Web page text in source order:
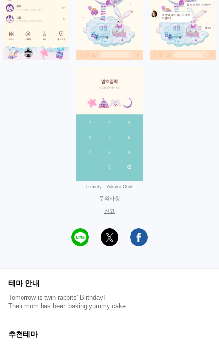
© minty - Yukako Ohde
주의사항
신고
테마 안내
Tomorrow is twin rabbits' Birthday!
Their mom has been baking yummy cake.
추천테마